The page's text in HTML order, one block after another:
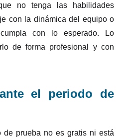
no tenga las habilidades
con la dinámica del equipo o
con lo esperado. Lo
de forma profesional y con
el periodo de
de prueba no es gratis ni está